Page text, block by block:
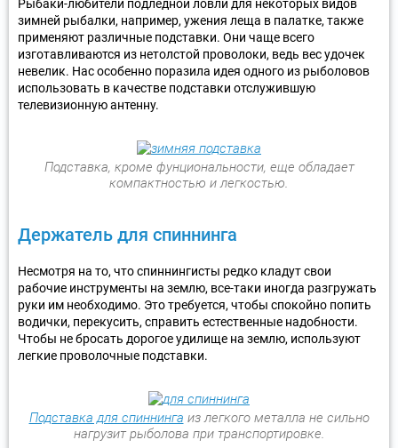
Рыбаки-любители подледной ловли для некоторых видов
зимней рыбалки, например, ужения леща в палатке, также
применяют различные подставки. Они чаще всего
изготавливаются из нетолстой проволоки, ведь вес удочек
невелик. Нас особенно поразила идея одного из рыболовов
использовать в качестве подставки отслужившую
телевизионную антенну.
Подставка, кроме фунциональности, еще обладает
компактностью и легкостью.
Держатель для спиннинга
Несмотря на то, что спиннингисты редко кладут свои
рабочие инструменты на землю, все-таки иногда разгружать
руки им необходимо. Это требуется, чтобы спокойно попить
водички, перекусить, справить естественные надобности.
Чтобы не бросать дорогое удилище на землю, используют
легкие проволочные подставки.
Подставка для спиннинга из легкого металла не сильно
нагрузит рыболова при транспортировке.